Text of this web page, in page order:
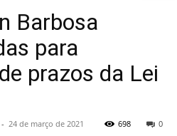
Barbosa
para
prazos da Lei
- 24 de março de 2021 0
698